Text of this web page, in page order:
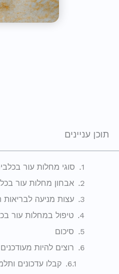
תוכן עניינים
סוגי מחלות עור
אבחון מחלות עור
עצות מניעה לבריאות
טיפול במחלות עור
סיכום
רוצים להיות
קבלו עדכונים